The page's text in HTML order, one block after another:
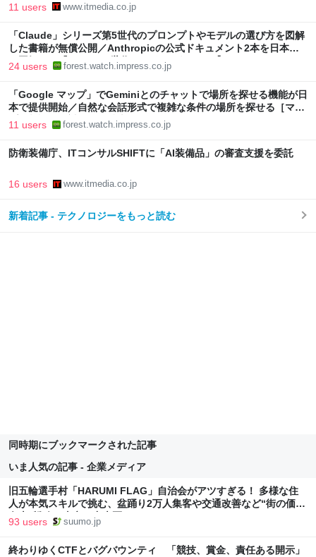
11 users www.itmedia.co.jp
「Claude」シリーズ第5世代のプロンプトやモデルの選び方を図解
した書籍が無償公開／Anthropicの公式ドキュメント2本を日本語
で図解した『Claude 5世代 マスターガイド』【Book Watch/ニュ
24 users forest.watch.impress.co.jp
「Google マップ」でGeminiとのチャットで場所を探せる機能が日
本で提供開始／自然な会話形式で複雑な条件の場所を探せる［マッ
プに相談］の対象国が拡大
11 users forest.watch.impress.co.jp
防衛装備庁、ITコンサルSHIFTに「AI装備品」の審査支援を委託
16 users www.itmedia.co.jp
新着記事 - テクノロジーをもっと読む
同時期にブックマークされた記事
いま人気の記事 - 企業メディア
旧五輪選手村「HARUMI FLAG」自治会がアツすぎる！ 多様な住
人が本気スキルで挑む、盆踊り2万人集客や交通改善など“街の価値
向上”戦略 東京・中央区
93 users suumo.jp
終わりゆくCTFとバグバウンティ 「競技、賞金、責任ある開示」